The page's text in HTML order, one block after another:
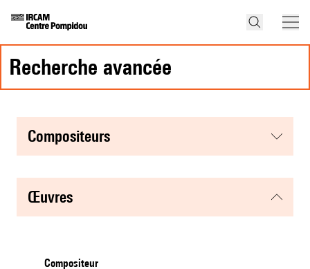
recherche avancée
compositeurs
œuvres
Compositeur